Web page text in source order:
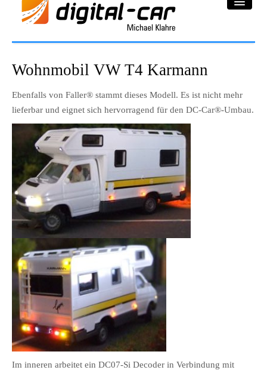
Galerie
Downloadbereich
Impressum
Datenschutzerklärung
Wohnmobil VW T4 Karmann
Ebenfalls von Faller® stammt dieses Modell. Es ist nicht mehr
lieferbar und eignet sich hervorragend für den DC-Car®-Umbau.
Im inneren arbeitet ein DC07-Si Decoder in Verbindung mit